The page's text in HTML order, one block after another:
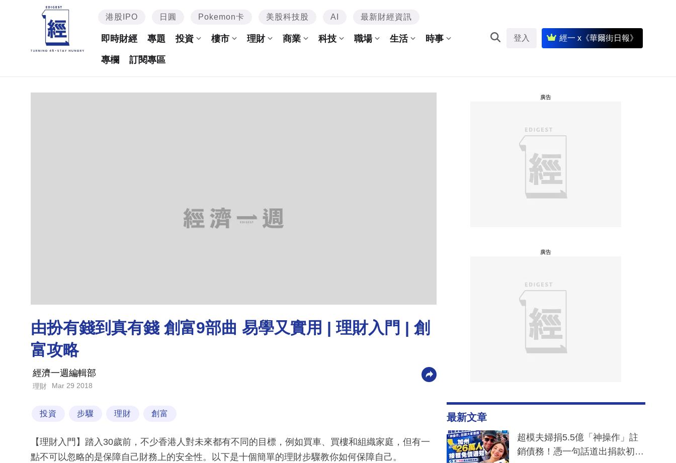
港股IPO 日圓 Pokemon卡 美股科技股 AI 最新財經資訊
即時財經 專題 投資 樓市 理財 商業 科技 職場 生活 時事
專欄 訂閱專區
登入 經一 x《華爾街日報》
由扮有錢到真有錢 創富9部曲 易學又實用 | 理財入門 | 創
富攻略
經濟一週編輯部
理財 Mar 29 2018
投資 步驟 理財 創富
【理財入門】踏入30歲前，不少香港人對未來都有不同的目標，例如買車、買樓和組織家庭，但有一
點不可以忽略的是保障自己財務上的安全性。以下是十個簡單的理財步驟教你如何保障自己。
廣告
廣告
最新文章
超模夫婦捐5.5億「神操作」註
銷債務！憑一句話道出捐款初